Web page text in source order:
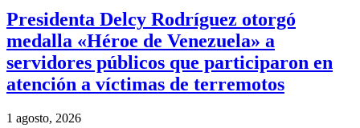
Presidenta Delcy Rodríguez otorgó
medalla «Héroe de Venezuela» a
servidores públicos que participaron en
atención a víctimas de terremotos
1 agosto, 2026